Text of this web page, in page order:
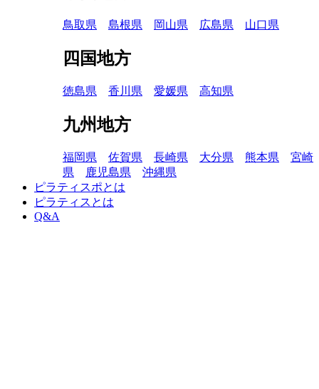
鳥取県 島根県 岡山県 広島県 山口県
四国地方
徳島県 香川県 愛媛県 高知県
九州地方
福岡県 佐賀県 長崎県 大分県 熊本県
宮崎
県
鹿児島県
沖縄県
ピラティスポとは
ピラティスとは
Q&A